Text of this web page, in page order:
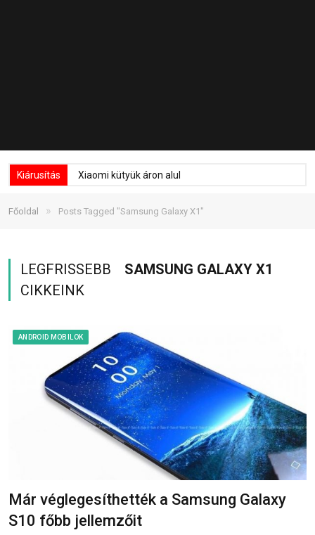
Kiárusítás Xiaomi kütyük áron alul
Főoldal » Posts Tagged "Samsung Galaxy X1"
LEGFRISSEBB
SAMSUNG GALAXY X1
CIKKEINK
ANDROID MOBILOK
Már véglegesíthették a Samsung Galaxy
S10 főbb jellemzőit